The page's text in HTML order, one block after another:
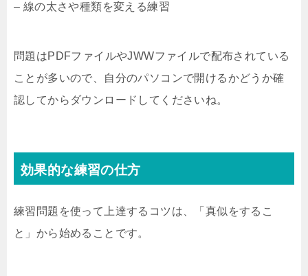
– 線の太さや種類を変える練習
問題はPDFファイルやJWWファイルで配布されている
ことが多いので、自分のパソコンで開けるかどうか確
認してからダウンロードしてくださいね。
効果的な練習の仕方
練習問題を使って上達するコツは、「真似をするこ
と」から始めることです。